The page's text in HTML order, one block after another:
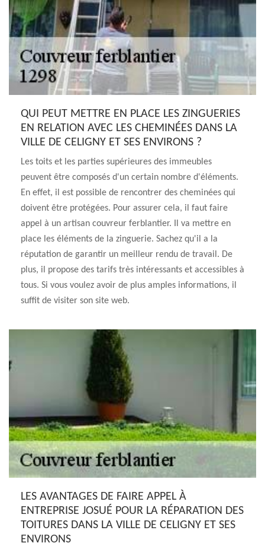
QUI PEUT METTRE EN PLACE LES ZINGUERIES
EN RELATION AVEC LES CHEMINÉES DANS LA
VILLE DE CELIGNY ET SES ENVIRONS ?
Les toits et les parties supérieures des immeubles
peuvent être composés d'un certain nombre d'éléments.
En effet, il est possible de rencontrer des cheminées qui
doivent être protégées. Pour assurer cela, il faut faire
appel à un artisan couvreur ferblantier. Il va mettre en
place les éléments de la zinguerie. Sachez qu'il a la
réputation de garantir un meilleur rendu de travail. De
plus, il propose des tarifs très intéressants et accessibles à
tous. Si vous voulez avoir de plus amples informations, il
suffit de visiter son site web.
LES AVANTAGES DE FAIRE APPEL À
ENTREPRISE JOSUÉ POUR LA RÉPARATION DES
TOITURES DANS LA VILLE DE CELIGNY ET SES
ENVIRONS